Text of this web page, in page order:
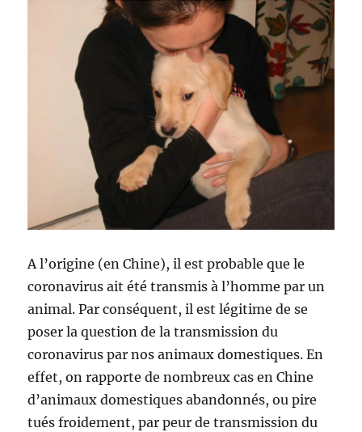
A l’origine (en Chine), il est probable que le
coronavirus ait été transmis à l’homme par un
animal. Par conséquent, il est légitime de se
poser la question de la transmission du
coronavirus par nos animaux domestiques. En
effet, on rapporte de nombreux cas en Chine
d’animaux domestiques abandonnés, ou pire
tués froidement, par peur de transmission du